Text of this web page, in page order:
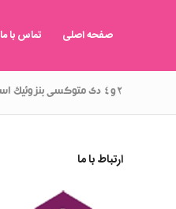
صفحه اصلی تماس با ما
۲و۴ دی متوکسی بنزوئیک اسید
ارتباط با ما